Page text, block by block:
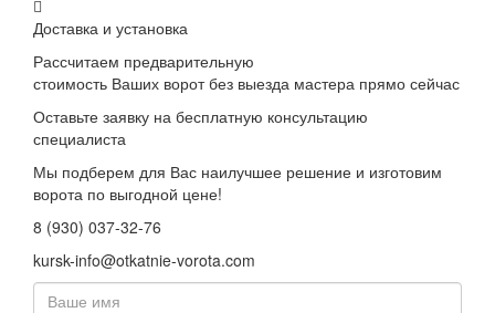
Доставка и установка
Рассчитаем предварительную
стоимость Ваших ворот без выезда мастера прямо сейчас
Оставьте заявку на бесплатную консультацию
специалиста
Мы подберем для Вас наилучшее решение и изготовим
ворота по выгодной цене!
8 (930) 037-32-76
kursk-info@otkatnie-vorota.com